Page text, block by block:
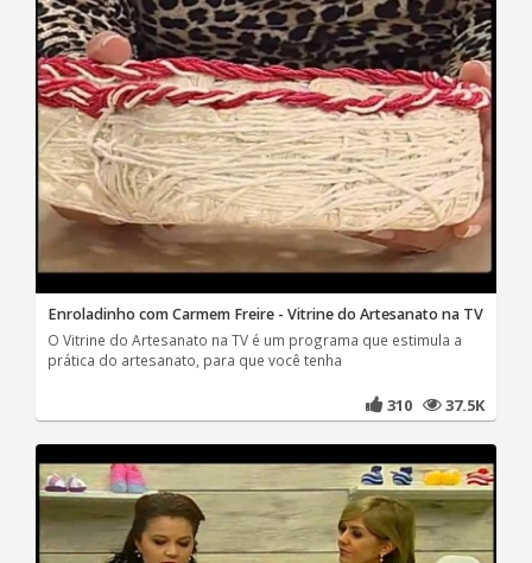
Enroladinho com Carmem Freire - Vitrine do Artesanato na TV
O Vitrine do Artesanato na TV é um programa que estimula a
prática do artesanato, para que você tenha
310 37.5K